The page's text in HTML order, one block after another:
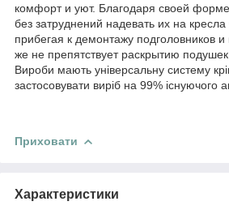
комфорт и уют. Благодаря своей
без затруднений надевать их на
прибегая к демонтажу подголовников и
же не препятствует раскрытию подушек
Вироби мають універсальну систему
застосовувати виріб на 99% існуючого
Приховати
Характеристики